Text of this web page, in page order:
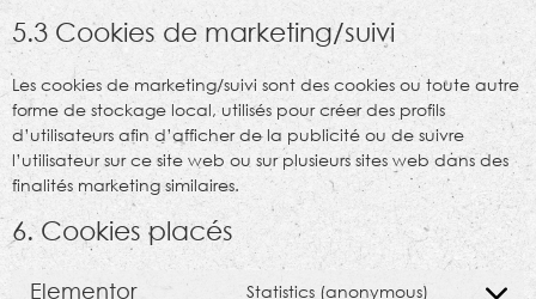
5.3 Cookies de marketing/suivi
Les cookies de marketing/suivi sont des cookies ou toute autre
forme de stockage local, utilisés pour créer des profils
d’utilisateurs afin d’afficher de la publicité ou de suivre
l’utilisateur sur ce site web ou sur plusieurs sites web dans des
finalités marketing similaires.
6. Cookies placés
Elementor Statistics (anonymous)